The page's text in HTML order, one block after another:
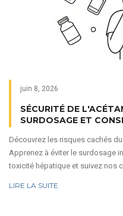
juin 8, 2026
SÉCURITÉ DE
SURDOSAGE ET
Découvrez les risques cachés
Apprenez à éviter le surdosage
toxicité hépatique et suivez nos
LIRE LA SUITE